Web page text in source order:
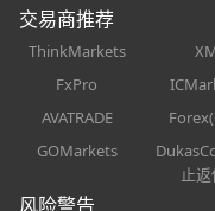
交易商推荐
ThinkMarkets
FxPro
AVATRADE
GOMarkets
止
风险警告